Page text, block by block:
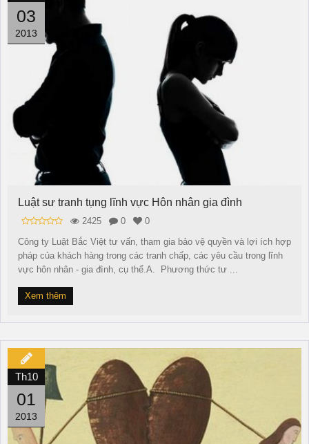
03
2013
Luật sư tranh tụng lĩnh vực Hôn nhân gia đình
2425 0
0
Công ty Luật Bắc Việt tư vấn, tham gia bảo vệ quyền và lợi ích hợp
pháp của khách hàng trong các tranh chấp, các yêu cầu trong lĩnh
vực hôn nhân - gia đình, cụ thể.A. Phương thức tư ...
Xem thêm
Th10
01
2013